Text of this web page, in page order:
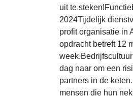
uit te
2024Tijdelijk
profit organisatie in
opdracht betreft 12
dag naar om een
partners in de
mensen die hun